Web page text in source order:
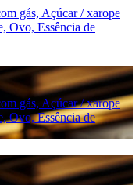
gás, Açúcar / xarope
Ovo, Essência de
gás, Açúcar / xarope
Ovo, Essência de